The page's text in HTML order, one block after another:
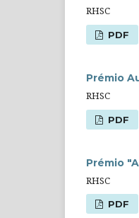
RHSC
PDF
Prémio
RHSC
PDF
Prémio
RHSC
PDF